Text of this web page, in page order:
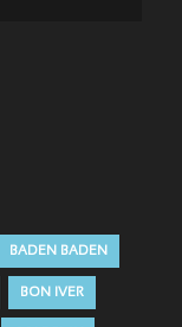
BADEN BADEN
BON IVER